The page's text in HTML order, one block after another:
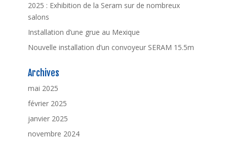
2025 : Exhibition de la Seram sur de nombreux
salons
Installation d’une grue au Mexique
Nouvelle installation d’un convoyeur SERAM 15.5m
Archives
mai 2025
février 2025
janvier 2025
novembre 2024